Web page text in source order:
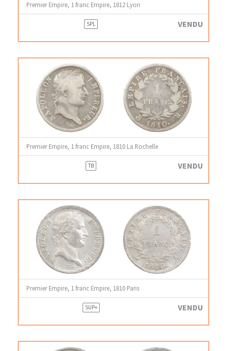
Premier Empire, 1 franc Empire, 1812 Lyon
SPL VENDU
Premier Empire, 1 franc Empire, 1810 La Rochelle
TB VENDU
Premier Empire, 1 franc Empire, 1810 Paris
SUP+ VENDU